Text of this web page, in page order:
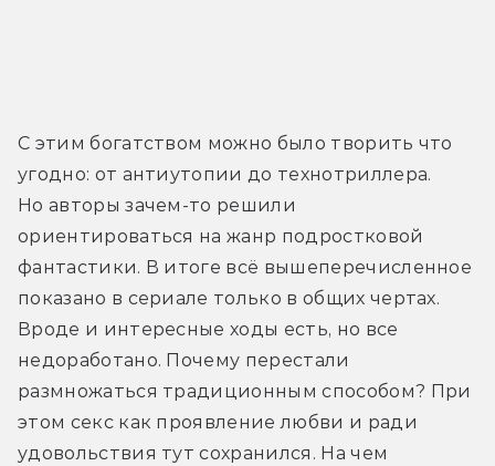
С этим богатством можно было творить что
угодно: от антиутопии до технотриллера.
Но авторы зачем-то решили
ориентироваться на жанр подростковой
фантастики. В итоге всё вышеперечисленное
показано в сериале только в общих чертах.
Вроде и интересные ходы есть, но все
недоработано. Почему перестали
размножаться традиционным способом? При
этом секс как проявление любви и ради
удовольствия тут сохранился. На чем